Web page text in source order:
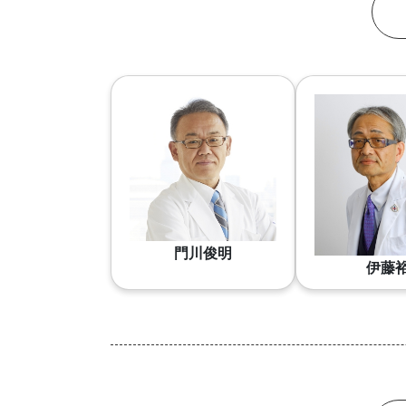
門川俊明
伊藤